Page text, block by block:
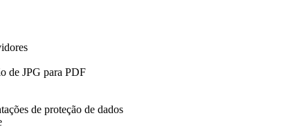
de JPG para PDF
de proteção de dados